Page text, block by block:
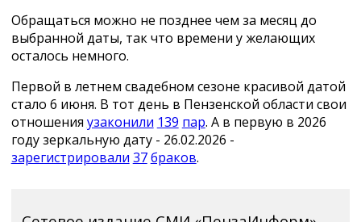
Обращаться можно не позднее чем за месяц до
выбранной даты, так что времени у желающих
осталось немного.
Первой в летнем свадебном сезоне красивой датой
стало 6 июня. В тот день в Пензенской области свои
отношения узаконили 139 пар. А в первую в 2026
году зеркальную дату - 26.02.2026 -
зарегистрировали 37браков.